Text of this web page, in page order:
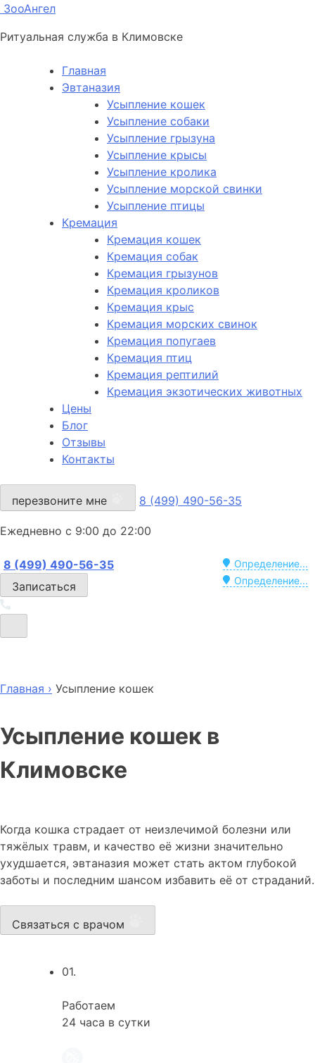
ЗооАнгел
Ритуальная служба в Климовске
Главная
Эвтаназия
Усыпление кошек
Усыпление собаки
Усыпление грызуна
Усыпление крысы
Усыпление кролика
Усыпление морской свинки
Усыпление птицы
Кремация
Кремация кошек
Кремация собак
Кремация грызунов
Кремация кроликов
Кремация крыс
Кремация морских свинок
Кремация попугаев
Кремация птиц
Кремация рептилий
Кремация экзотических животных
Цены
Блог
Отзывы
Контакты
перезвоните мне 8 (499) 490-56-35
Ежедневно с 9:00 до 22:00
Определение...
8 (499) 490-56-35
Определение...
Записаться
Главная › Усыпление кошек
Усыпление кошек в
Климовске
Когда кошка страдает от неизлечимой болезни или
тяжёлых травм, и качество её жизни значительно
ухудшается, эвтаназия может стать актом глубокой
заботы и последним шансом избавить её от страданий.
Связаться с врачом
01.
Работаем
24 часа в сутки